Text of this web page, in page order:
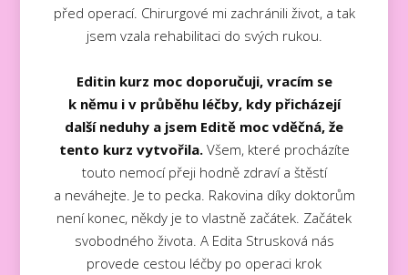
před operací. Chirurgové mi zachránili život, a tak
jsem vzala rehabilitaci do svých rukou.
Editin kurz moc doporučuji, vracím se
k němu i v průběhu léčby, kdy přicházejí
další neduhy a jsem Editě moc vděčná, že
tento kurz vytvořila.Všem, které procházíte
touto nemocí přeji hodně zdraví a štěstí
a neváhejte. Je to pecka. Rakovina díky doktorům
není konec, někdy je to vlastně začátek. Začátek
svobodného života. A Edita Strusková nás
provede cestou léčby po operaci krok